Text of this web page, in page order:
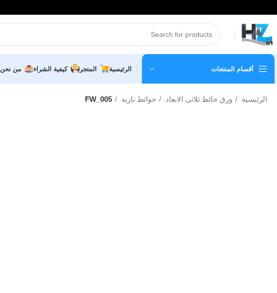
أقسام المنتجات الرئيسية المتجر كيفية الشراء من نحن
الرئيسية ورق حائط ثلاثى الابعاد حوائط ناريه FW_005